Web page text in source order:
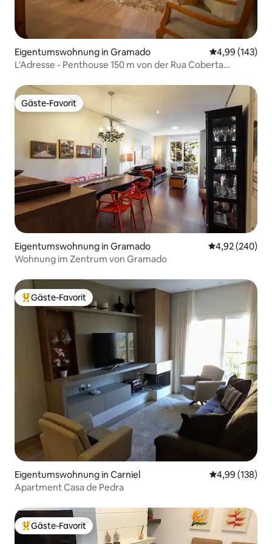
Eigentumswohnung in Gramado
4,99 (143)
L'Adresse - Penthouse 150 m von der Rua Coberta
Gäste-Favorit
Gäste-Favorit
Eigentumswohnung in Gramado
4,92 (240)
Wohnung im Zentrum von Gramado
Beliebter Gäste-Favorit.
Gäste-Favorit
Eigentumswohnung in Carniel
4,99 (138)
Apartment Casa de Pedra
Beliebter Gäste-Favorit.
Gäste-Favorit